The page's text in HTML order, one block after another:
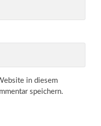
in diesem
speichern.